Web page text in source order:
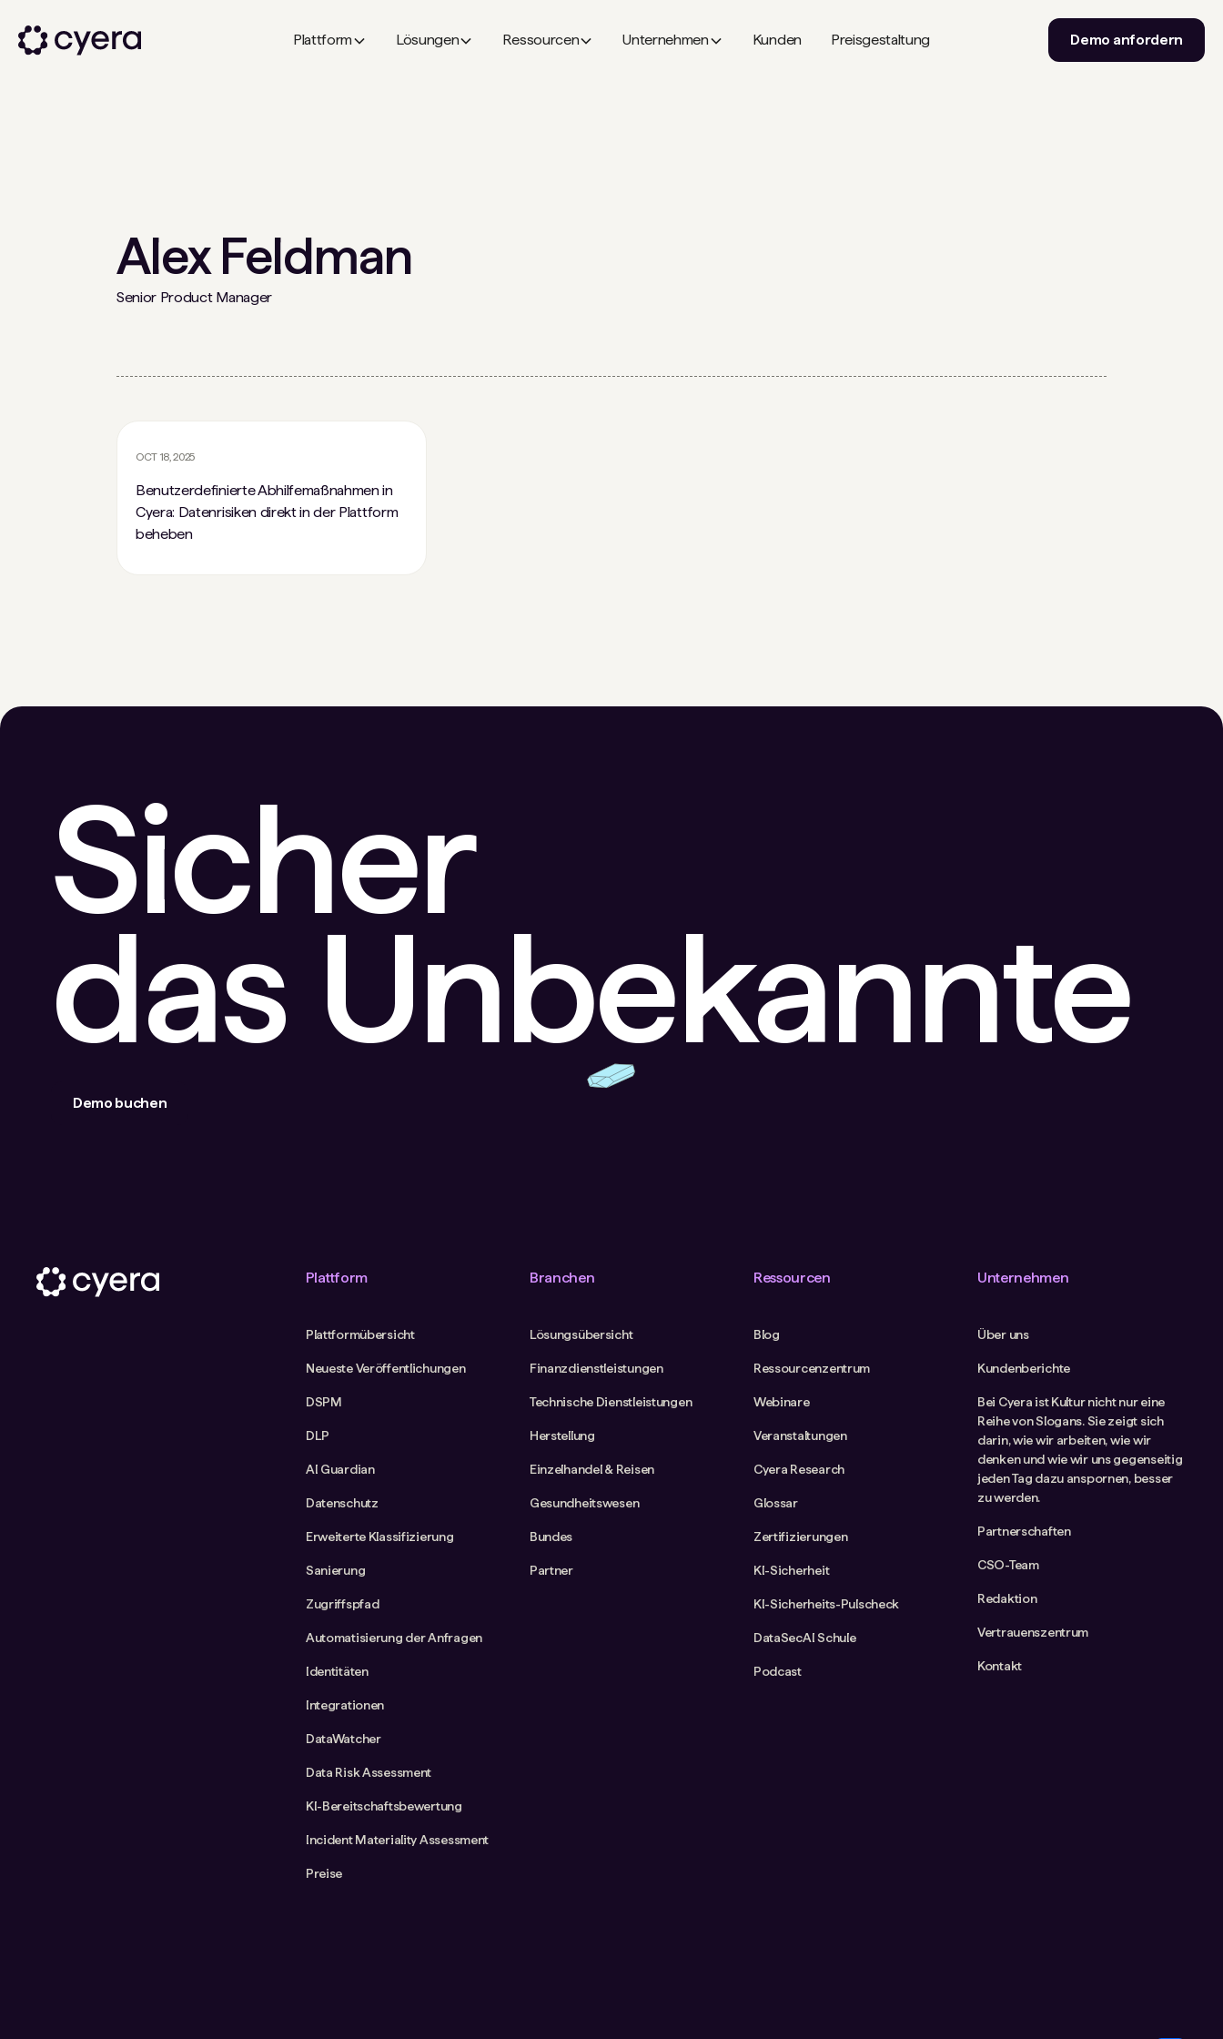
Plattform Lösungen Ressourcen Unternehmen Kunden Preisgestaltung Demo anfordern
Alex Feldman
Senior Product Manager
OCT 18, 2025
Benutzerdefinierte Abhilfemaßnahmen in
Cyera: Datenrisiken direkt in der Plattform
beheben
Sicher
das Unbekannte
Demo buchen
Plattform
Plattformübersicht
Neueste Veröffentlichungen
DSPM
DLP
AI Guardian
Datenschutz
Erweiterte Klassifizierung
Sanierung
Zugriffspfad
Automatisierung der Anfragen
Identitäten
Integrationen
DataWatcher
Data Risk Assessment
KI-Bereitschaftsbewertung
Incident Materiality Assessment
Preise
Branchen
Lösungsübersicht
Finanzdienstleistungen
Technische Dienstleistungen
Herstellung
Einzelhandel & Reisen
Gesundheitswesen
Bundes
Partner
Ressourcen
Blog
Ressourcenzentrum
Webinare
Veranstaltungen
Cyera Research
Glossar
Zertifizierungen
KI-Sicherheit
KI-Sicherheits-Pulscheck
DataSecAI Schule
Podcast
Unternehmen
Über uns
Kundenberichte
Bei Cyera ist Kultur nicht nur eine
Reihe von Slogans. Sie zeigt sich
darin, wie wir arbeiten, wie wir
denken und wie wir uns gegenseitig
jeden Tag dazu anspornen, besser
zu werden.
Partnerschaften
CSO-Team
Redaktion
Vertrauenszentrum
Kontakt